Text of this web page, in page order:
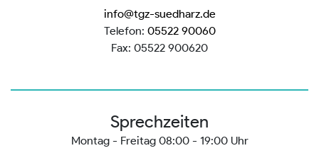
info@tgz-suedharz.de
Telefon: 05522 90060
Fax: 05522 900620
Sprechzeiten
Montag - Freitag 08:00 - 19:00 Uhr